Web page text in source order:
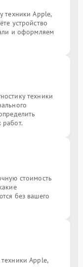
техники Apple,
устройство
и оформляем
техники
стоимость
без вашего
Apple,